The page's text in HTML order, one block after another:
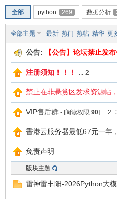
全部 python 269 数据分析
全部主题 最新 热门 热帖 精华 更
公告: 【公告】论坛禁止发
注册须知！！！ ... 2
禁止在非悬赏区发求资源帖
VIP售后群- [阅读权限 90] ... 2
香港云服务器最低67元一年
免责声明
版块主题
雷神雷丰阳-2026Python大